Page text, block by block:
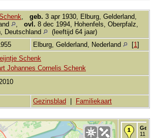
, geb. 3 apr 1930, Elburg, Gelderland,
, ovl. 8 dec 1994, Hohenfels, Oberpfalz,
Deutschland
(leeftijd 64 jaar)
Elburg, Gelderland, Nederland [1]
Schenk
Johannes Cornelis Schenk
Gezinsblad Familiekaart
11